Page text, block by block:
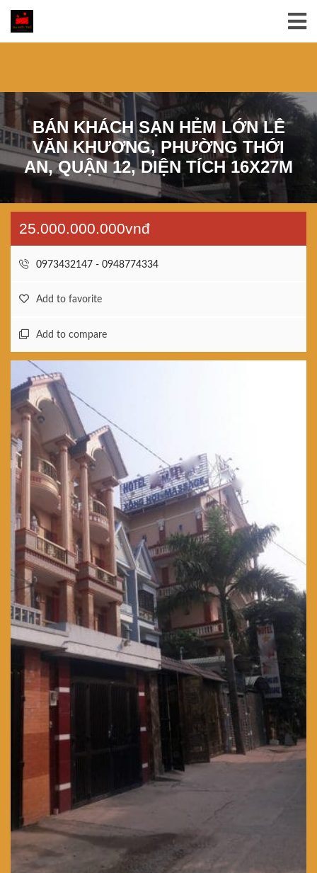
BÁN KHÁCH SẠN HẺM LỚN LÊ
VĂN KHƯƠNG, PHƯỜNG THỚI
AN, QUẬN 12, DIỆN TÍCH 16X27M
25.000.000.000vnđ
0973432147 - 0948774334
Add to favorite
Add to compare